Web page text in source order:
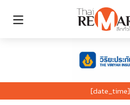
[date_time]